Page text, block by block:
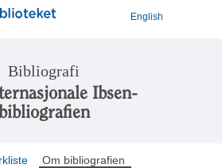
English
Bibliografi
Ibsen-
Om bibliografien